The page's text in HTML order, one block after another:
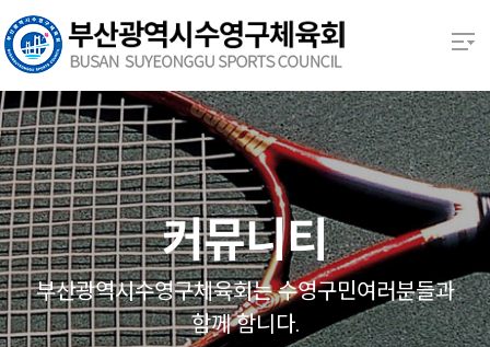
본문 바로가기
열기
열기
열기
열기
열기
커뮤니티
부산광역시수영구체육회는 수영구민여러분들과
함께 함니다.